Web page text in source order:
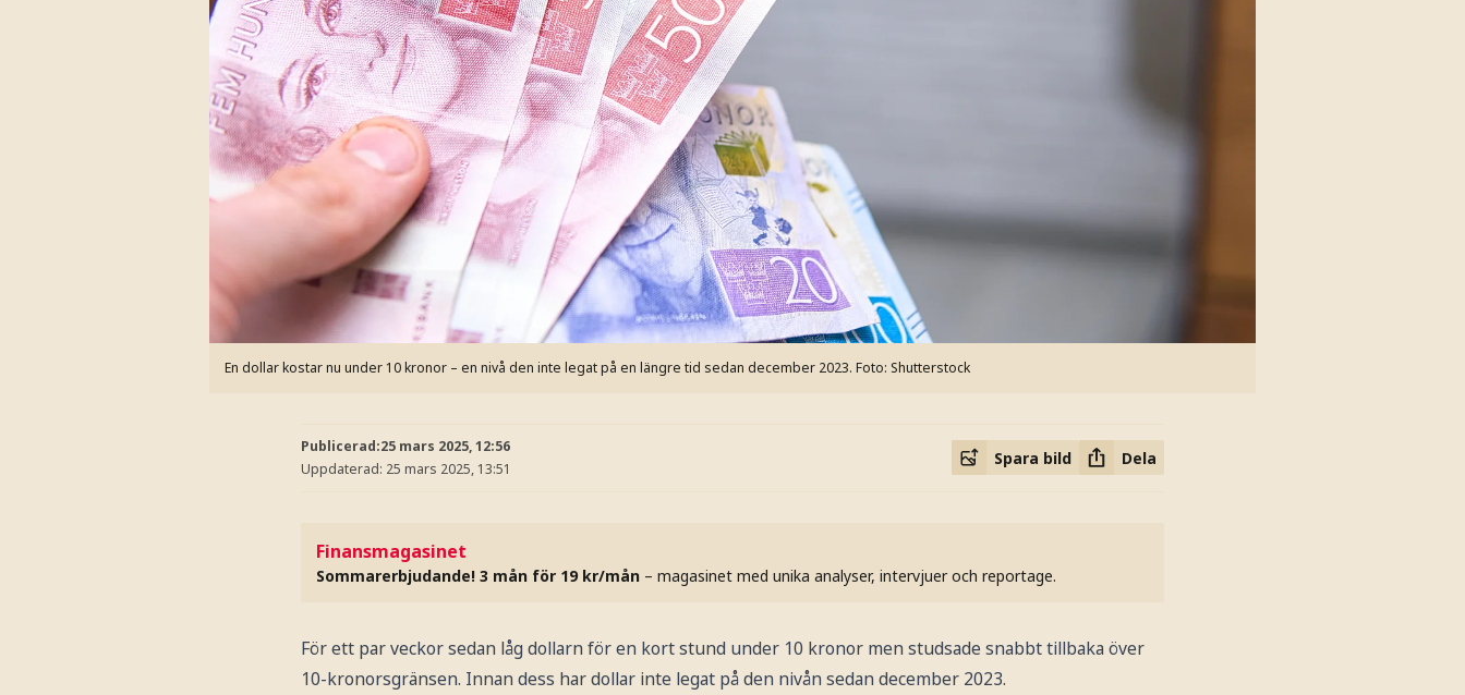
En dollar kostar nu under 10 kronor – en nivå den inte legat på en längre tid sedan december 2023. Foto: Shutterstock
Publicerad:25 mars 2025, 12:56
Uppdaterad: 25 mars 2025, 13:51
Spara bild Dela
Finansmagasinet
Sommarerbjudande! 3 mån för 19 kr/mån – magasinet med unika analyser, intervjuer och reportage.
För ett par veckor sedan låg dollarn för en kort stund under 10 kronor men studsade snabbt tillbaka över
10-kronorsgränsen. Innan dess har dollar inte legat på den nivån sedan december 2023.